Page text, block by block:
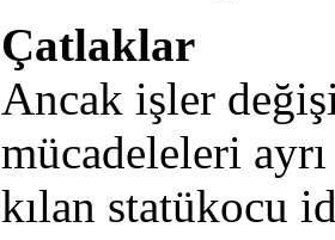
Çatlaklar
Ancak işler
mücadeleleri ayrı
kılan statükocu